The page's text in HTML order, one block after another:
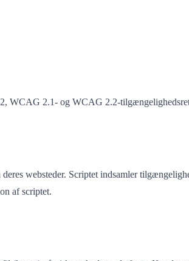
WCAG 2.1- og WCAG 2.2-
websteder. Scriptet indsamler
af scriptet.